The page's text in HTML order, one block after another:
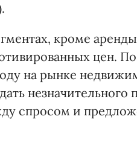
кроме
цен.
на рынке
незначительного
спросом и